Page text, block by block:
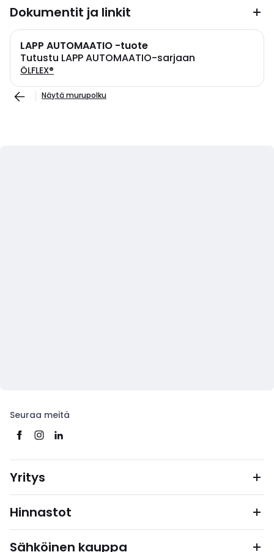
Dokumentit ja linkit
LAPP AUTOMAATIO -tuote
Tutustu LAPP AUTOMAATIO-sarjaan
ÖLFLEX®
Näytä murupolku
Seuraa meitä
Yritys
Hinnastot
Sähköinen kauppa